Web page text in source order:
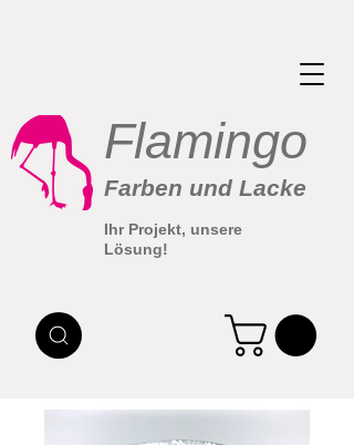
Flamingo
Farben und Lacke
Ihr Projekt, unsere
Lösung!